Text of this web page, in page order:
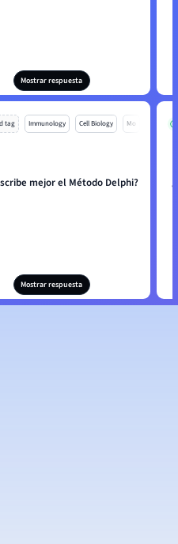
Mostrar respuesta
tag Immunology Cell Biology Mo
mejor el Método Delphi?
Mostrar respuesta